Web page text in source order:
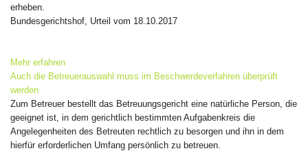
erheben.
Bundesgerichtshof, Urteil vom 18.10.2017
Mehr erfahren
Auch die Betreuerauswahl muss im Beschwerdeverfahren überprüft
werden
Zum Betreuer bestellt das Betreuungsgericht eine natürliche Person, die
geeignet ist, in dem gerichtlich bestimmten Aufgabenkreis die
Angelegenheiten des Betreuten rechtlich zu besorgen und ihn in dem
hierfür erforderlichen Umfang persönlich zu betreuen.